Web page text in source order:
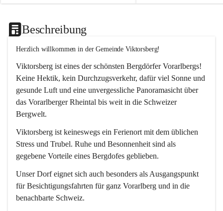
Beschreibung
Herzlich willkommen in der Gemeinde Viktorsberg!
Viktorsberg ist eines der schönsten Bergdörfer Vorarlbergs!
Keine Hektik, kein Durchzugsverkehr, dafür viel Sonne und
gesunde Luft und eine unvergessliche Panoramasicht über
das Vorarlberger Rheintal bis weit in die Schweizer
Bergwelt.
Viktorsberg ist keineswegs ein Ferienort mit dem üblichen
Stress und Trubel. Ruhe und Besonnenheit sind als
gegebene Vorteile eines Bergdofes geblieben.
Unser Dorf eignet sich auch besonders als Ausgangspunkt
für Besichtigungsfahrten für ganz Vorarlberg und in die
benachbarte Schweiz.